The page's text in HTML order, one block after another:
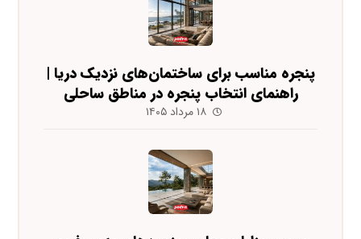
پنجره مناسب برای ساختمان‌های نزدیک دریا |
راهنمای انتخاب پنجره در مناطق ساحلی
۱۸ مرداد ۱۴۰۵